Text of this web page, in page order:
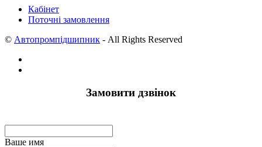
Кабінет
Поточні замовлення
© Автопромпідшипник - All Rights Reserved
Замовити дзвінок
Ваше имя